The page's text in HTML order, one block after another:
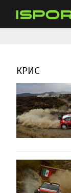
КРИС